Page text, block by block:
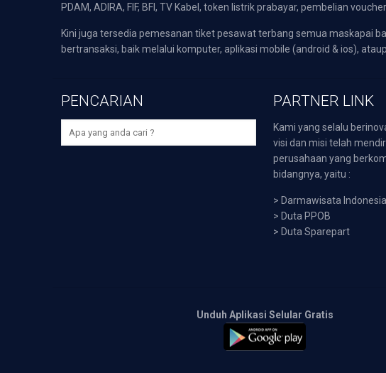
PDAM, ADIRA, FIF, BFI, TV Kabel, token listrik prabayar, pembelian
Kini juga tersedia pemesanan tiket pesawat terbang semua maskapai
bertransaksi, baik melalui komputer, aplikasi mobile (android & ios),
PENCARIAN PARTNER LINK
Kami yang selalu
visi dan misi telah
perusahaan yang
bidangnya, yaitu :
> Darmawisata Indonesia
> Duta PPOB
> Duta Sparepart
Unduh Aplikasi Selular Gratis